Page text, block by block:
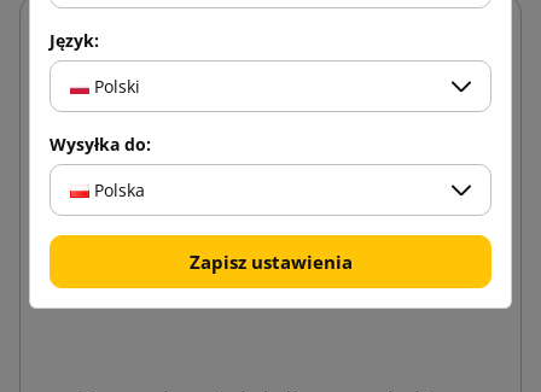
Język:
Polski
Wysyłka do:
Polska
Zapisz ustawienia